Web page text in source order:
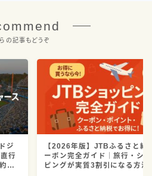
の記事もどうぞ
ジ
行
ま
【2026年版】JTBふるさと納
ーポン完全ガイド｜旅行・シ
ピングが実質3割引になる方法